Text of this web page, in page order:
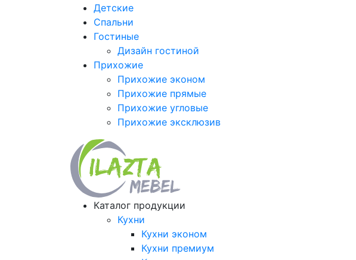
Детские
Спальни
Гостиные
Дизайн гостиной
Прихожие
Прихожие эконом
Прихожие прямые
Прихожие угловые
Прихожие эксклюзив
Каталог продукции
Кухни
Кухни эконом
Кухни премиум